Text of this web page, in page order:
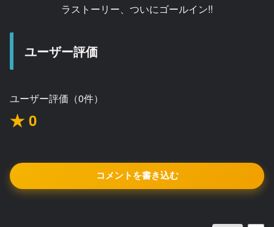
ラストーリー、ついにゴールイン!!
ユーザー評価
ユーザー評価（0件）
★ 0
コメントを書き込む